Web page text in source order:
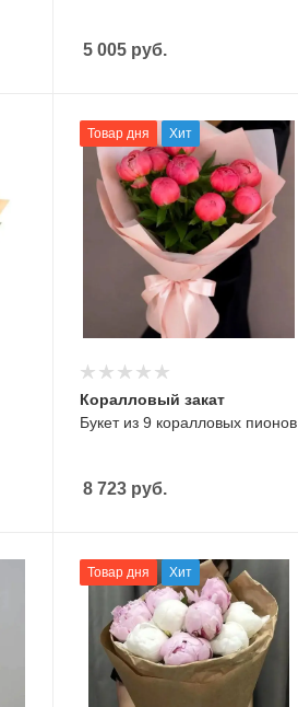
5 005 руб.
Товар дня Хит
Букет из 9 коралловых пионов
Коралловый закат
8 723 руб.
Товар дня Хит